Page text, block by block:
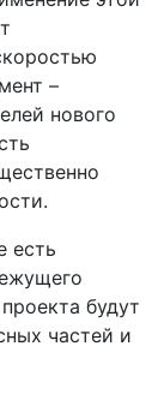
–
нового
есть
будут
частей и